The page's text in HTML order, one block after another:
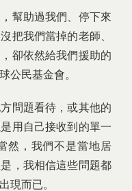
幫助過我們、停下來
把我們當掉的老師、
卻依然給我們援助的
公民基金會。
問題看待，或其他的
用自己接收到的單一
然，我們不是當地居
，我相信這些問題都
現而已。